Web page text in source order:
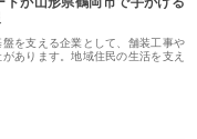
を支える企業として、舗装工事や
あります。地域住民の生活を支え